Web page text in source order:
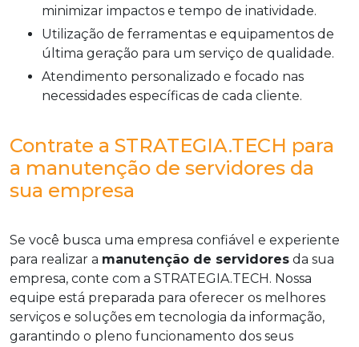
minimizar impactos e tempo de inatividade.
Utilização de ferramentas e equipamentos de
última geração para um serviço de qualidade.
Atendimento personalizado e focado nas
necessidades específicas de cada cliente.
Contrate a STRATEGIA.TECH para
a manutenção de servidores da
sua empresa
Se você busca uma empresa confiável e experiente
para realizar a manutenção de servidores da sua
empresa, conte com a STRATEGIA.TECH. Nossa
equipe está preparada para oferecer os melhores
serviços e soluções em tecnologia da informação,
garantindo o pleno funcionamento dos seus